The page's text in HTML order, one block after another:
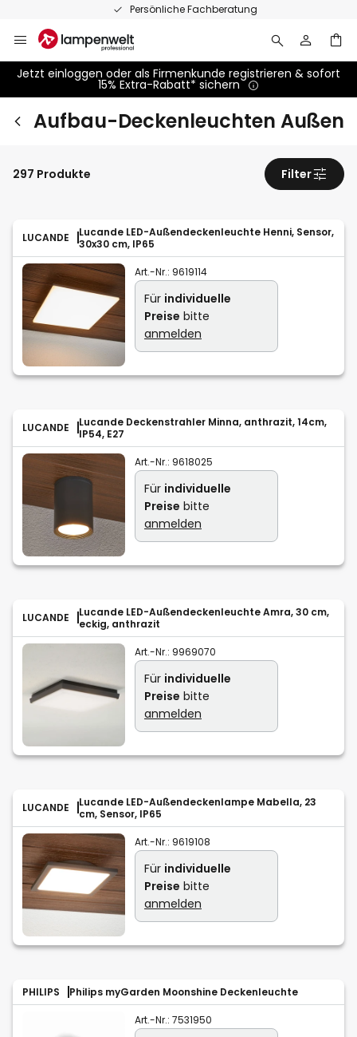
Persönliche Fachberatung
Inhalt
springen
Jetzt einloggen oder als Firmenkunde registrieren & sofort
15% Extra-Rabatt* sichern
Aufbau-Deckenleuchten Außen
LUCANDE
Lucande LED-Außendeckenleuchte Henni, Sensor,
30x30 cm, IP65
Art.-Nr.: 9619114
Für individuelle
Preise bitte
anmelden
LUCANDE
Lucande Deckenstrahler Minna, anthrazit, 14cm,
IP54, E27
Art.-Nr.: 9618025
Für individuelle
Preise bitte
anmelden
LUCANDE
Lucande LED-Außendeckenleuchte Amra, 30 cm,
eckig, anthrazit
Art.-Nr.: 9969070
Für individuelle
Preise bitte
anmelden
LUCANDE
Lucande LED-Außendeckenlampe Mabella, 23
cm, Sensor, IP65
Art.-Nr.: 9619108
Für individuelle
Preise bitte
anmelden
PHILIPS Philips myGarden Moonshine Deckenleuchte
Art.-Nr.: 7531950
297 Produkte Filter